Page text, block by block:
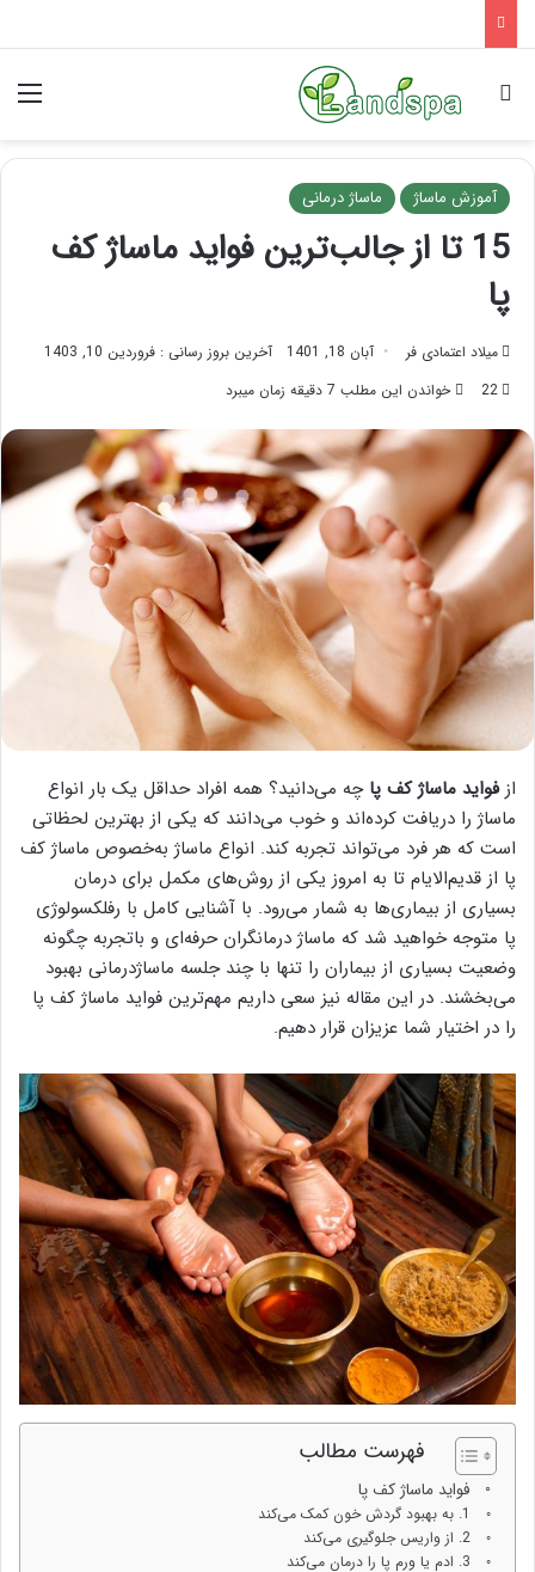
جستجو برای
آموزش ماساژ ماساژ درمانی
15 تا از جالب‌ترین فواید ماساژ کف
پا
میلاد اعتمادی فر آبان 18, 1401
آخرین بروز رسانی : فروردین 10, 1403
22
خواندن این مطلب 7 دقیقه زمان میبرد
ازفواید ماساژ کف پا چه می‌دانید؟ همه افراد حداقل یک بار انواع
ماساژ را دریافت کرده‌اند و خوب می‌دانند که یکی از بهترین لحظاتی
است که هر فرد می‌تواند تجربه کند. انواع ماساژ به‌خصوص ماساژ کف
پا از قدیم‌الایام تا به امروز یکی از روش‌های مکمل برای درمان
بسیاری از بیماری‌ها به شمار می‌رود. با آشنایی کامل با رفلکسولوژی
پا متوجه خواهید شد که ماساژ درمانگران حرفه‌ای و باتجربه چگونه
وضعیت بسیاری از بیماران را تنها با چند جلسه ماساژدرمانی بهبود
می‌بخشند. در این مقاله نیز سعی داریم مهم‌ترین فواید ماساژ کف پا
را در اختیار شما عزیزان قرار دهیم.
فهرست مطالب
فواید ماساژ کف پا
1. به بهبود گردش خون کمک می‌کند
2. از واریس جلوگیری می‌کند
3. ادم یا ورم پا را درمان می‌کند